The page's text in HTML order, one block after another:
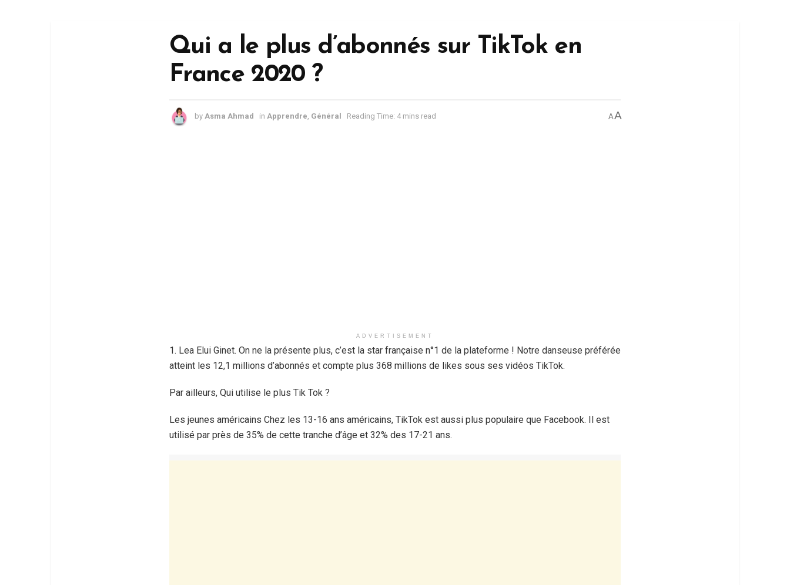
Qui a le plus d’abonnés sur TikTok en
France 2020 ?
by Asma Ahmad in Apprendre Général Reading Time: 4 mins read AA
ADVERTISEMENT
1. Lea Elui Ginet. On ne la présente plus, c’est la star française n°1 de la plateforme ! Notre danseuse préférée
atteint les 12,1 millions d’abonnés et compte plus 368 millions de likes sous ses vidéos TikTok.
Par ailleurs, Qui utilise le plus Tik Tok ?
Les jeunes américains Chez les 13-16 ans américains, TikTok est aussi plus populaire que Facebook. Il est
utilisé par près de 35% de cette tranche d’âge et 32% des 17-21 ans.